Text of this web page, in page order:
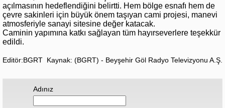
açılmasının hedeflendiğini belirtti. Hem bölge esnafı hem de
çevre sakinleri için büyük önem taşıyan cami projesi, manevi
atmosferiyle sanayi sitesine değer katacak.
Caminin yapımına katkı sağlayan tüm hayırseverlere teşekkür
edildi.
Editör:BGRT Kaynak: (BGRT) - Beyşehir Göl Radyo Televizyonu A.Ş.
Adınız